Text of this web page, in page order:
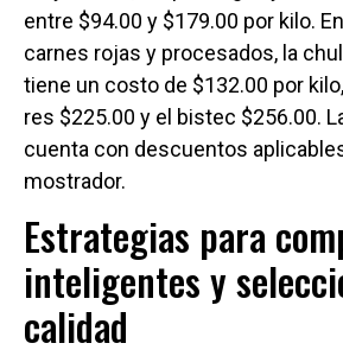
entre $94.00 y $179.00 por kilo.
carnes rojas y procesados, la
tiene un costo de $132.00 por
res $225.00 y el bistec $256.00.
cuenta con descuentos
mostrador.
Estrategias para
inteligentes y
calidad